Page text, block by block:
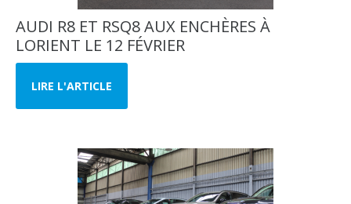
AUDI R8 ET RSQ8 AUX ENCHÈRES À
LORIENT LE 12 FÉVRIER
LIRE L'ARTICLE